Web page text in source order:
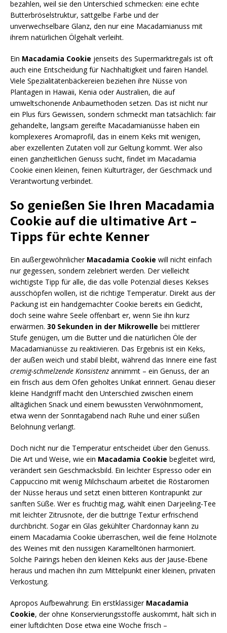
bezahlen, weil sie den Unterschied schmecken: eine echte
Butterbröselstruktur, sattgelbe Farbe und der
unverwechselbare Glanz, den nur eine Macadamianuss mit
ihrem natürlichen Ölgehalt verleiht.
Ein Macadamia Cookie jenseits des Supermarktregals ist oft
auch eine Entscheidung für Nachhaltigkeit und fairen Handel.
Viele Spezialitätenbäckereien beziehen ihre Nüsse von
Plantagen in Hawaii, Kenia oder Australien, die auf
umweltschonende Anbaumethoden setzen. Das ist nicht nur
ein Plus fürs Gewissen, sondern schmeckt man tatsächlich: fair
gehandelte, langsam gereifte Macadamianüsse haben ein
komplexeres Aromaprofil, das in einem Keks mit wenigen,
aber exzellenten Zutaten voll zur Geltung kommt. Wer also
einen ganzheitlichen Genuss sucht, findet im Macadamia
Cookie einen kleinen, feinen Kulturträger, der Geschmack und
Verantwortung verbindet.
So genießen Sie Ihren Macadamia
Cookie auf die ultimative Art –
Tipps für echte Kenner
Ein außergewöhnlicher Macadamia Cookie will nicht einfach
nur gegessen, sondern zelebriert werden. Der vielleicht
wichtigste Tipp für alle, die das volle Potenzial dieses Kekses
ausschöpfen wollen, ist die richtige Temperatur. Direkt aus der
Packung ist ein handgemachter Cookie bereits ein Gedicht,
doch seine wahre Seele offenbart er, wenn Sie ihn kurz
erwärmen. 30 Sekunden in der Mikrowelle bei mittlerer
Stufe genügen, um die Butter und die natürlichen Öle der
Macadamianüsse zu reaktivieren. Das Ergebnis ist ein Keks,
der außen weich und stabil bleibt, während das Innere eine fast
cremig-schmelzende Konsistenz annimmt – ein Genuss, der an
ein frisch aus dem Ofen geholtes Unikat erinnert. Genau dieser
kleine Handgriff macht den Unterschied zwischen einem
alltäglichen Snack und einem bewussten Verwöhnmoment,
etwa wenn der Sonntagabend nach Ruhe und einer süßen
Belohnung verlangt.
Doch nicht nur die Temperatur entscheidet über den Genuss.
Die Art und Weise, wie ein Macadamia Cookie begleitet wird,
verändert sein Geschmacksbild. Ein leichter Espresso oder ein
Cappuccino mit wenig Milchschaum arbeitet die Röstaromen
der Nüsse heraus und setzt einen bitteren Kontrapunkt zur
sanften Süße. Wer es fruchtig mag, wählt einen Darjeeling-Tee
mit leichter Zitrusnote, der die buttrige Textur erfrischend
durchbricht. Sogar ein Glas gekühlter Chardonnay kann zu
einem Macadamia Cookie überraschen, weil die feine Holznote
des Weines mit den nussigen Karamelltönen harmoniert.
Solche Pairings heben den kleinen Keks aus der Jause-Ebene
heraus und machen ihn zum Mittelpunkt einer kleinen, privaten
Verkostung.
Apropos Aufbewahrung: Ein erstklassiger Macadamia
Cookie, der ohne Konservierungsstoffe auskommt, hält sich in
einer luftdichten Dose etwa eine Woche frisch –